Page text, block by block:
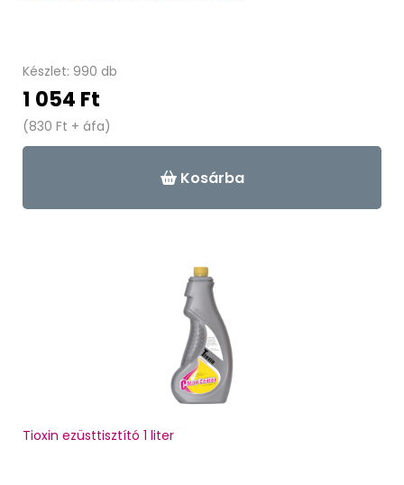
Készlet: 990 db
1 054 Ft
(830 Ft + áfa)
Kosárba
Tioxin ezüsttisztító 1 liter